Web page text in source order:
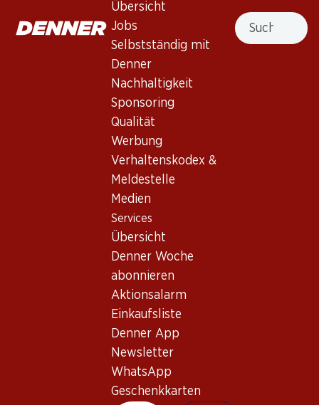
Übersicht
Jobs
Selbstständig mit
Denner
Nachhaltigkeit
Sponsoring
Qualität
Werbung
Verhaltenskodex &
Meldestelle
Medien
Services
Übersicht
Denner Woche
abonnieren
Aktionsalarm
Einkaufsliste
Denner App
Newsletter
WhatsApp
Geschenkkarten
Suche
Grenache/Merlot Pays d’Oc
IGP
2025
(39)
Châteauneuf-du-Pape AOC
(587)
Big Red Beast Côtes